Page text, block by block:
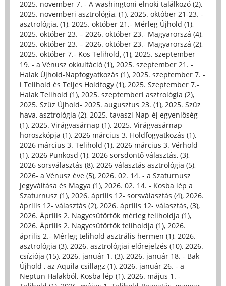
2025. november 7. - A washingtoni elnöki találkozó (2),
2025. novemberi asztrológia, (1), 2025. október 21-23. -
asztrológia, (1), 2025. október 21.- Mérleg Újhold (1),
2025. október 23. – 2026. október 23.- Magyarorszá (4),
2025. október 23. – 2026. október 23.- Magyarorszá (2),
2025. október 7.- Kos Telihold, (1), 2025. szeptember
19. - a Vénusz okkultáció (1), 2025. szeptember 21. -
Halak Újhold-Napfogyatkozás (1), 2025. szeptember 7. -
i Telihold és Teljes Holdfogy (1), 2025. Szeptember 7.-
Halak Telihold (1), 2025. szeptemberi asztrológia (2),
2025. Szűz Újhold- 2025. augusztus 23. (1), 2025. Szűz
hava, asztrológia (2), 2025. tavaszi Nap-éj egyenlőség
(1), 2025. Virágvasárnap (1), 2025. Virágvasárnap
horoszkópja (1), 2026 március 3. Holdfogyatkozás (1),
2026 március 3. Telihold (1), 2026 március 3. Vérhold
(1), 2026 Pünkösd (1), 2026 sorsdöntő választás, (3),
2026 sorsválasztás (8), 2026 választás asztrológia (5),
2026- a Vénusz éve (5), 2026. 02. 14. - a Szaturnusz
jegyváltása és Magya (1), 2026. 02. 14. - Kosba lép a
Szaturnusz (1), 2026. április 12- sorsválasztás (4), 2026.
április 12- választás (2), 2026. április 12- választás, (3),
2026. Április 2. Nagycsütörtök mérleg teliholdja (1),
2026. Április 2. Nagycsütörtök teliholdja (1), 2026.
április 2.- Mérleg telihold asztrális hermen (1), 2026.
asztrológia (3), 2026. asztrológiai előrejelzés (10), 2026.
csíziója (15), 2026. január 1. (3), 2026. január 18. - Bak
Újhold , az Aquila csillagz (1), 2026. január 26. - a
Neptun Halakból, Kosba lép (1), 2026. május 1. -